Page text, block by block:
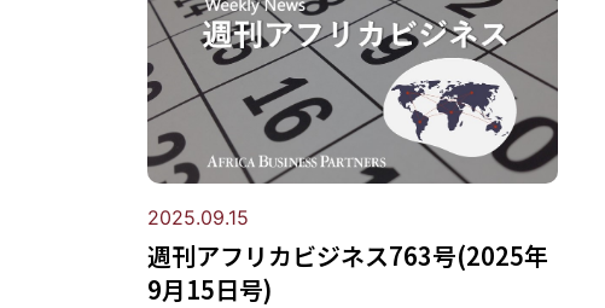
2025.09.15
週刊アフリカビジネス763号(2025年
9月15日号)